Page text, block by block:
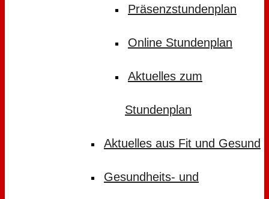
Präsenzstundenplan
Online Stundenplan
Aktuelles zum
Stundenplan
Aktuelles aus Fit und Gesund
Gesundheits- und